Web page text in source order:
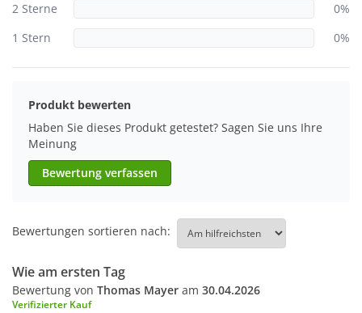
2 Sterne
0%
1 Stern
0%
Produkt bewerten
Haben Sie dieses Produkt getestet? Sagen Sie uns Ihre
Meinung
Bewertung verfassen
Bewertungen sortieren nach:
Wie am ersten Tag
Bewertung von Thomas Mayer am 30.04.2026
Verifizierter Kauf